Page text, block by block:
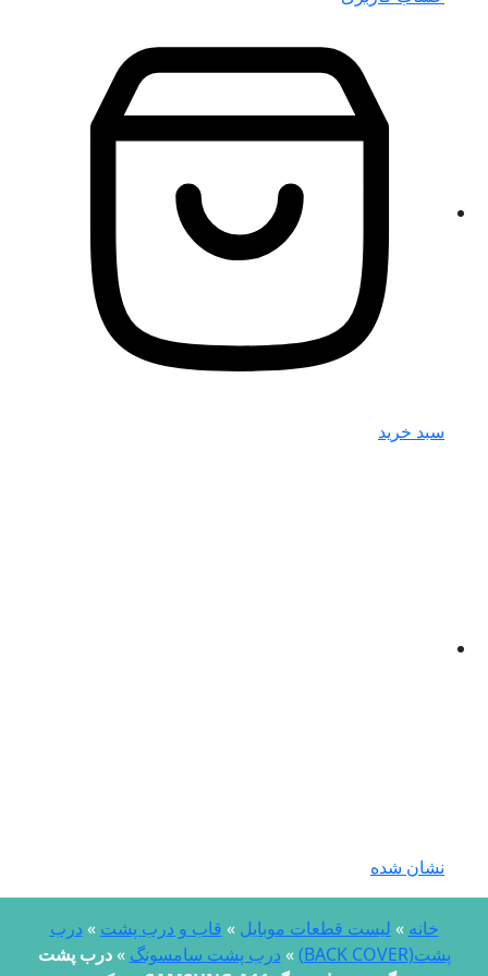
سبد خرید
نشان شده
خانه»لیست قطعات موبایل»قاب و درب پشت»درب
پشت(BACK COVER)
»درب پشت سامسونگ»درب پشت